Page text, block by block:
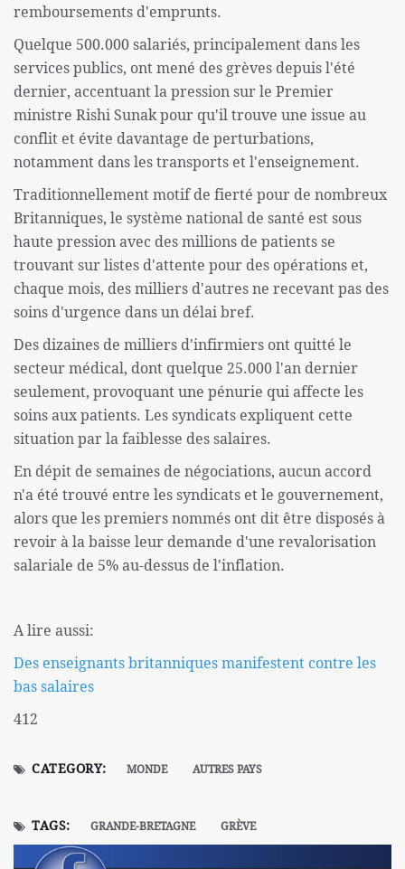
remboursements d'emprunts.
Quelque 500.000 salariés, principalement dans les
services publics, ont mené des grèves depuis l'été
dernier, accentuant la pression sur le Premier
ministre Rishi Sunak pour qu'il trouve une issue au
conflit et évite davantage de perturbations,
notamment dans les transports et l'enseignement.
Traditionnellement motif de fierté pour de nombreux
Britanniques, le système national de santé est sous
haute pression avec des millions de patients se
trouvant sur listes d'attente pour des opérations et,
chaque mois, des milliers d'autres ne recevant pas des
soins d'urgence dans un délai bref.
Des dizaines de milliers d'infirmiers ont quitté le
secteur médical, dont quelque 25.000 l'an dernier
seulement, provoquant une pénurie qui affecte les
soins aux patients. Les syndicats expliquent cette
situation par la faiblesse des salaires.
En dépit de semaines de négociations, aucun accord
n'a été trouvé entre les syndicats et le gouvernement,
alors que les premiers nommés ont dit être disposés à
revoir à la baisse leur demande d'une revalorisation
salariale de 5% au-dessus de l'inflation.
A lire aussi:
Des enseignants britanniques manifestent contre les
bas salaires
412
CATEGORY: MONDE AUTRES PAYS
TAGS: GRANDE-BRETAGNE GRÈVE